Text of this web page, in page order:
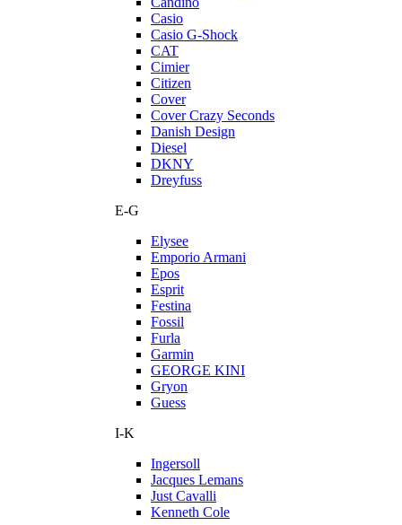
Casio
Casio G-Shock
CAT
Cimier
Citizen
Cover
Cover Crazy Seconds
Danish Design
Diesel
DKNY
Dreyfuss
E-G
Elysee
Emporio Armani
Epos
Esprit
Festina
Fossil
Furla
Garmin
GEORGE KINI
Gryon
Guess
I-K
Ingersoll
Jacques Lemans
Just Cavalli
Kenneth Cole